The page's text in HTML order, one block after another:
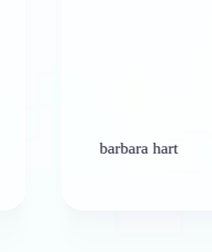
barbara hart